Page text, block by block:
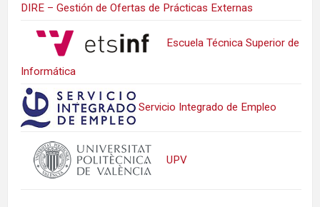
DIRE – Gestión de Ofertas de Prácticas Externas
Escuela Técnica Superior de
Informática
Servicio Integrado de Empleo
UPV